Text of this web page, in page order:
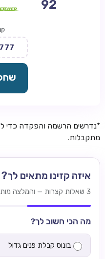
92
*נדרשים הרשמה והפקדה כדי
מתקבלות.
איזה קזינו מתאים לך?
3 שאלות קצרות — והמלצה מותאמת לשחקנים מישראל.
מה הכי חשוב לך?
בונוס קבלת פנים גדול